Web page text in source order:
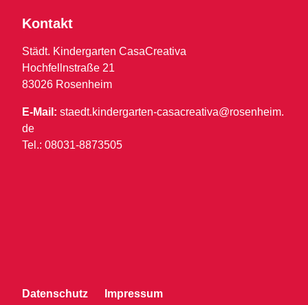
Kontakt
Städt. Kindergarten CasaCreativa
Hochfellnstraße 21
83026 Rosenheim
E-Mail: staedt.kindergarten-casacreativa@rosenheim.
de
Tel.: 08031-8873505
Datenschutz Impressum